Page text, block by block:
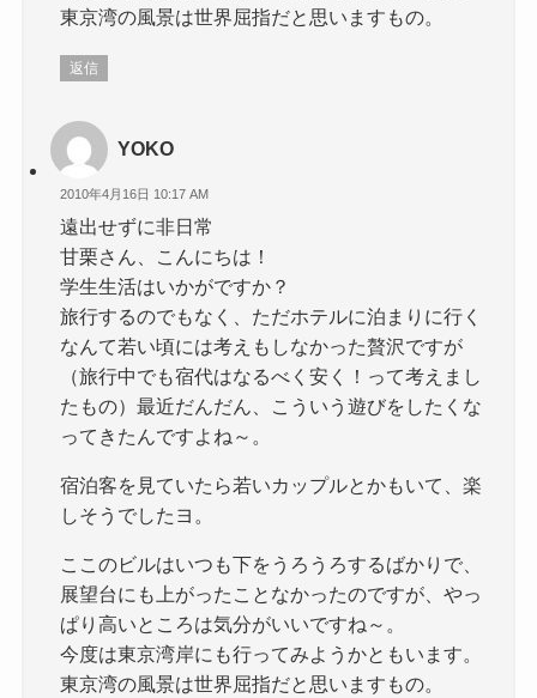
東京湾の風景は世界屈指だと思いますもの。
返信
YOKO
2010年4月16日 10:17 AM
遠出せずに非日常
甘栗さん、こんにちは！
学生生活はいかがですか？
旅行するのでもなく、ただホテルに泊まりに行く
なんて若い頃には考えもしなかった贅沢ですが
（旅行中でも宿代はなるべく安く！って考えまし
たもの）最近だんだん、こういう遊びをしたくな
ってきたんですよね～。
宿泊客を見ていたら若いカップルとかもいて、楽
しそうでしたヨ。
ここのビルはいつも下をうろうろするばかりで、
展望台にも上がったことなかったのですが、やっ
ぱり高いところは気分がいいですね～。
今度は東京湾岸にも行ってみようかともいます。
東京湾の風景は世界屈指だと思いますもの。